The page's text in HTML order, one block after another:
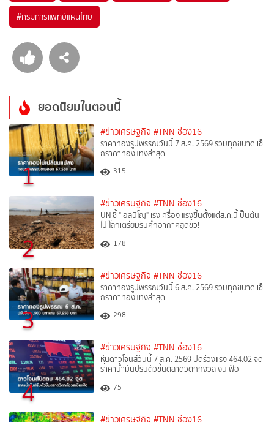
#กรมการแพทย์แผนไทย
ยอดนิยมในตอนนี้
1
#ข่าวเศรษฐกิจ #TNN ช่อง16
ราคาทองรูปพรรณวันนี้ 7 ส.ค. 2569 รวมทุกขนาด เช็
กราคาทองแท่งล่าสุด
315
2
#ข่าวเศรษฐกิจ #TNN ช่อง16
UN ชี้ "เอลนีโญ" เร่งเครื่อง แรงขึ้นตั้งแต่ส.ค.นี้เป็นต้น
ไป โลกเตรียมรับศึกอากาศสุดขั้ว!
178
3
#ข่าวเศรษฐกิจ #TNN ช่อง16
ราคาทองรูปพรรณวันนี้ 6 ส.ค. 2569 รวมทุกขนาด เช็
กราคาทองแท่งล่าสุด
298
4
#ข่าวเศรษฐกิจ #TNN ช่อง16
หุ้นดาวโจนส์วันนี้ 7 ส.ค. 2569 ปิดร่วงแรง 464.02 จุด
ราคาน้ำมันปรับตัวขึ้นตลาดวิตกกังวลเงินเฟ้อ
75